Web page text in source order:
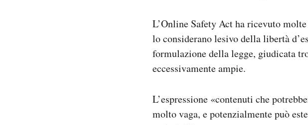
L’Online Safety Act ha ricevuto
lo considerano lesivo della libertà
formulazione della legge, giudicata
eccessivamente ampie.
L’espressione «contenuti che
molto vaga, e potenzialmente può